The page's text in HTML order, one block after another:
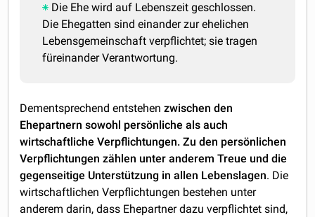
Die Ehe wird auf Lebenszeit geschlossen.
Die Ehegatten sind einander zur ehelichen
Lebensgemeinschaft verpflichtet; sie tragen
füreinander Verantwortung.
Dementsprechend entstehen zwischen den
Ehepartnern sowohl persönliche als auch
wirtschaftliche Verpflichtungen. Zu den persönlichen
Verpflichtungen zählen unter anderem Treue und die
gegenseitige Unterstützung in allen Lebenslagen. Die
wirtschaftlichen Verpflichtungen bestehen unter
anderem darin, dass Ehepartner dazu verpflichtet sind,